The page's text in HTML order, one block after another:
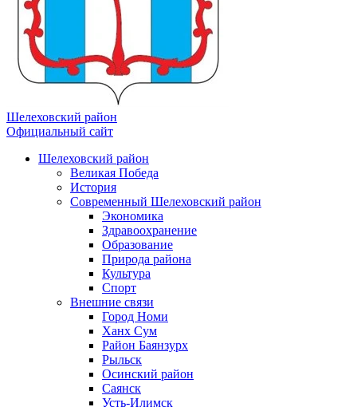
Шелеховский район
Официальный сайт
Шелеховский район
Великая Победа
История
Современный Шелеховский район
Экономика
Здравоохранение
Образование
Природа района
Культура
Спорт
Внешние связи
Город Номи
Ханх Сум
Район Баянзурх
Рыльск
Осинский район
Саянск
Усть-Илимск